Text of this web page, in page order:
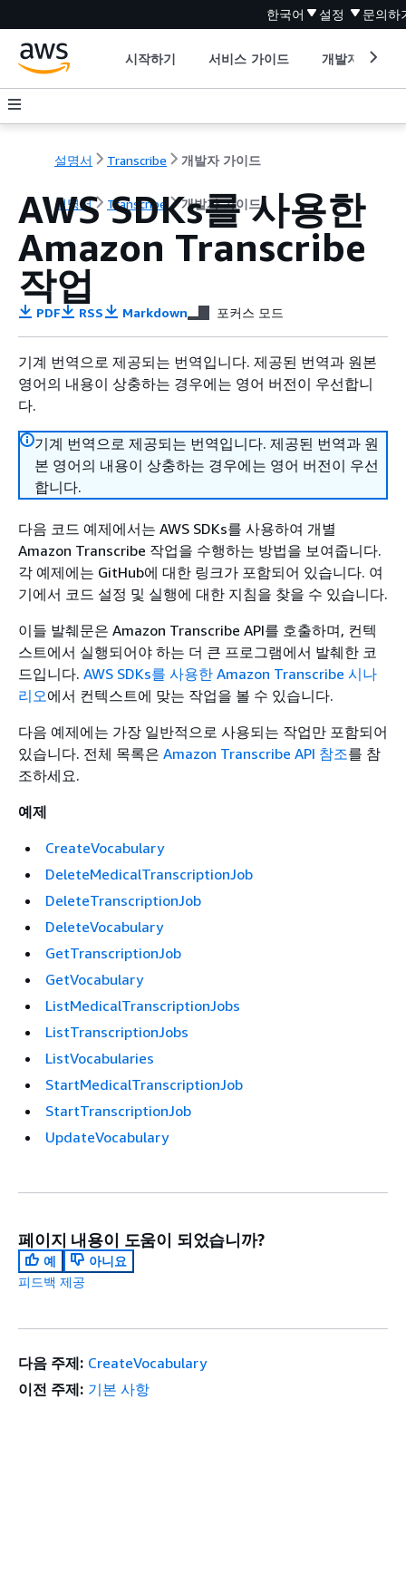
한국어 설정 문의하
시작하기 서비스 가이드 개발자 도구
설명서 Transcribe 개발자 가이드
설명서 Transcribe 개발자 가이드
AWS SDKs를 사용한
Amazon Transcribe
작업
PDF RSS Markdown 포커스 모드
기계 번역으로 제공되는 번역입니다. 제공된 번역과 원본
영어의 내용이 상충하는 경우에는 영어 버전이 우선합니
다.
기계 번역으로 제공되는 번역입니다. 제공된 번역과 원
본 영어의 내용이 상충하는 경우에는 영어 버전이 우선
합니다.
다음 코드 예제에서는 AWS SDKs를 사용하여 개별
Amazon Transcribe 작업을 수행하는 방법을 보여줍니다.
각 예제에는 GitHub에 대한 링크가 포함되어 있습니다. 여
기에서 코드 설정 및 실행에 대한 지침을 찾을 수 있습니다.
이들 발췌문은 Amazon Transcribe API를 호출하며, 컨텍
스트에서 실행되어야 하는 더 큰 프로그램에서 발췌한 코
드입니다. AWS SDKs를 사용한 Amazon Transcribe 시나
리오에서 컨텍스트에 맞는 작업을 볼 수 있습니다.
다음 예제에는 가장 일반적으로 사용되는 작업만 포함되어
있습니다. 전체 목록은 Amazon Transcribe API 참조를 참
조하세요.
예제
CreateVocabulary
DeleteMedicalTranscriptionJob
DeleteTranscriptionJob
DeleteVocabulary
GetTranscriptionJob
GetVocabulary
ListMedicalTranscriptionJobs
ListTranscriptionJobs
ListVocabularies
StartMedicalTranscriptionJob
StartTranscriptionJob
UpdateVocabulary
페이지 내용이 도움이 되었습니까?
예
아니요
피드백 제공
다음 주제: CreateVocabulary
이전 주제: 기본 사항